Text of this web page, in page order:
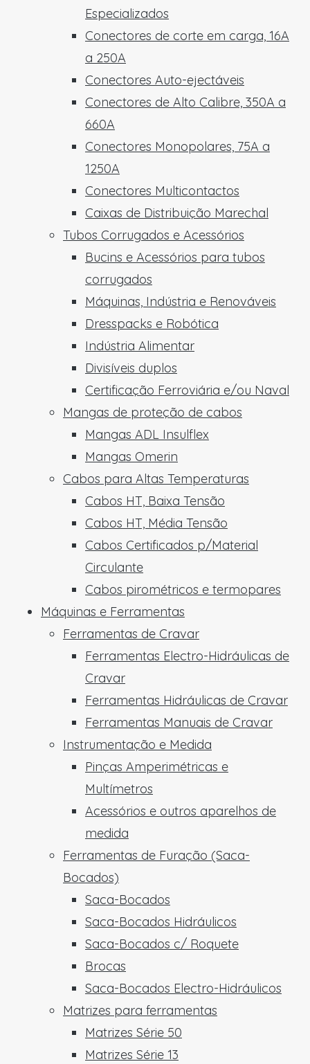
Especializados
Conectores de corte em carga, 16A
a 250A
Conectores Auto-ejectáveis
Conectores de Alto Calibre, 350A a
660A
Conectores Monopolares, 75A a
1250A
Conectores Multicontactos
Caixas de Distribuição Marechal
Tubos Corrugados e Acessórios
Bucins e Acessórios para tubos
corrugados
Máquinas, Indústria e Renováveis
Dresspacks e Robótica
Indústria Alimentar
Divisíveis duplos
Certificação Ferroviária e/ou Naval
Mangas de proteção de cabos
Mangas ADL Insulflex
Mangas Omerin
Cabos para Altas Temperaturas
Cabos HT, Baixa Tensão
Cabos HT, Média Tensão
Cabos Certificados p/Material
Circulante
Cabos pirométricos e termopares
Máquinas e Ferramentas
Ferramentas de Cravar
Ferramentas Electro-Hidráulicas de
Cravar
Ferramentas Hidráulicas de Cravar
Ferramentas Manuais de Cravar
Instrumentação e Medida
Pinças Amperimétricas e
Multímetros
Acessórios e outros aparelhos de
medida
Ferramentas de Furação (Saca-
Bocados)
Saca-Bocados
Saca-Bocados Hidráulicos
Saca-Bocados c/ Roquete
Brocas
Saca-Bocados Electro-Hidráulicos
Matrizes para ferramentas
Matrizes Série 50
Matrizes Série 13